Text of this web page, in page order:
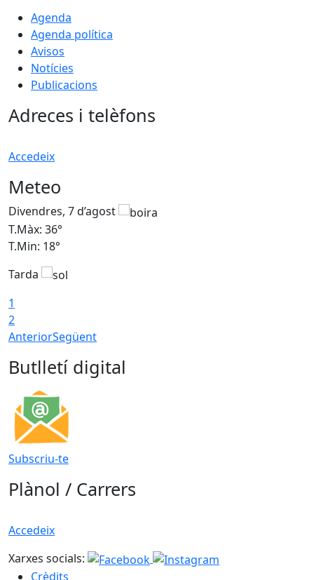
Agenda
Agenda política
Avisos
Notícies
Publicacions
Adreces i telèfons
Accedeix
Meteo
Divendres, 7 d’agost
T.Màx: 36°
T.Min: 18°
Tarda
1
2
AnteriorSegüent
Butlletí digital
Subscriu-te
Plànol / Carrers
Accedeix
Xarxes socials:
Crèdits